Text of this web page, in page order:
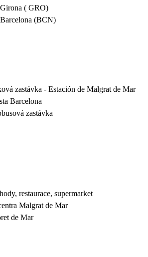
( GRO)
(BCN)
zastávka - Estación de Malgrat de Mar
Barcelona
zastávka
restaurace, supermarket
Malgrat de Mar
de Mar